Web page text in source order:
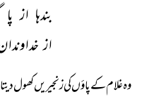
بندہا از
از
وہ غلام کے پاؤں کی زنجیریں کھول